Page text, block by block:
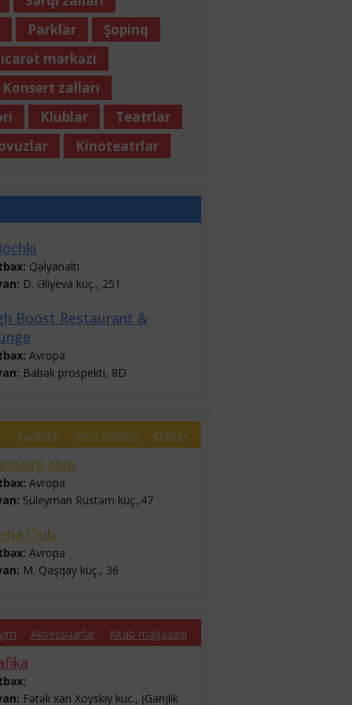
Parklar
Şopinq
mərkəzi
Konsert zalları
Klublar
Teatrlar
Kinoteatrlar
Qəlyanaltı
D. Əliyeva küç., 251
Boost Restaurant &
Avropa
Babək prospekti, 8D
Karaoke Gecə klubları Klublar
club
Avropa
Süleyman Rüstəm küç.,47
Club
Avropa
M. Qaşqay küç., 36
Aksessuarlar Kitab mağazası
Fətəli xan Xoyskiy küc., (Ganjlik